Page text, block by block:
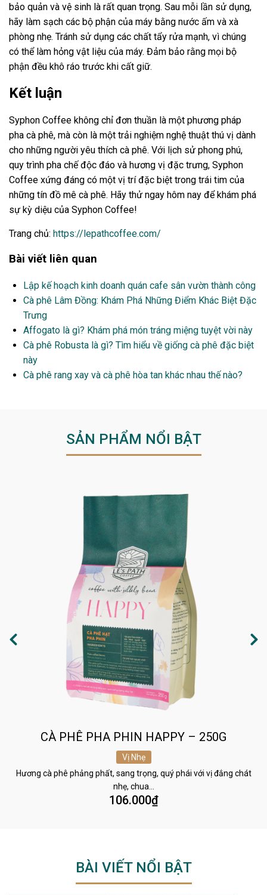
bảo quản và vệ sinh là rất quan trọng. Sau mỗi lần sử dụng,
hãy làm sạch các bộ phận của máy bằng nước ấm và xà
phòng nhẹ. Tránh sử dụng các chất tẩy rửa mạnh, vì chúng
có thể làm hỏng vật liệu của máy. Đảm bảo rằng mọi bộ
phận đều khô ráo trước khi cất giữ.
Kết luận
Syphon Coffee không chỉ đơn thuần là một phương pháp
pha cà phê, mà còn là một trải nghiệm nghệ thuật thú vị dành
cho những người yêu thích cà phê. Với lịch sử phong phú,
quy trình pha chế độc đáo và hương vị đặc trưng, Syphon
Coffee xứng đáng có một vị trí đặc biệt trong trái tim của
những tín đồ mê cà phê. Hãy thử ngay hôm nay để khám phá
sự kỳ diệu của Syphon Coffee!
Trang chủ: https://lepathcoffee.com/
Bài viết liên quan
Lập kế hoạch kinh doanh quán cafe sân vườn thành công
Cà phê Lâm Đồng: Khám Phá Những Điểm Khác Biệt Đặc
Trưng
Affogato là gì? Khám phá món tráng miệng tuyệt vời này
Cà phê Robusta là gì? Tìm hiểu về giống cà phê đặc biệt
này
Cà phê rang xay và cà phê hòa tan khác nhau thế nào?
SẢN PHẨM NỔI BẬT
CÀ PHÊ PHA PHIN HAPPY – 250G
Vị Nhẹ
Hương cà phê phảng phất, sang trọng, quý phái với vị đắng chát
nhẹ, chua…
106.000₫
BÀI VIẾT NỔI BẬT